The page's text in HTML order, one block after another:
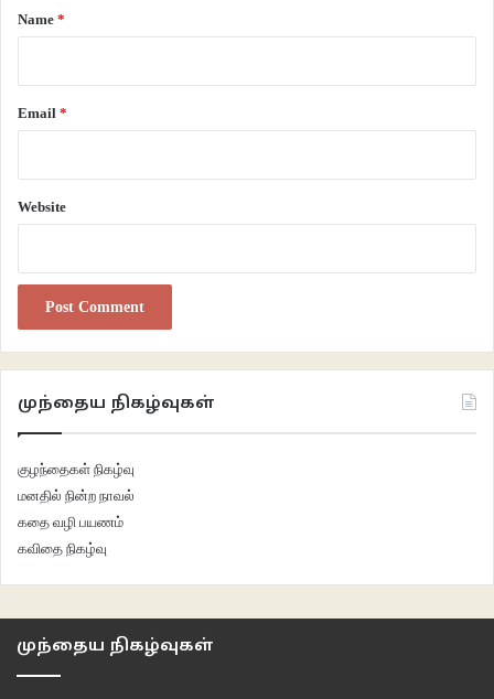
*
Name *
Email *
Website
முந்தைய நிகழ்வுகள்
குழந்தைகள் நிகழ்வு
மனதில் நின்ற நாவல்
கதை வழி பயணம்
கவிதை நிகழ்வு
முந்தைய நிகழ்வுகள்